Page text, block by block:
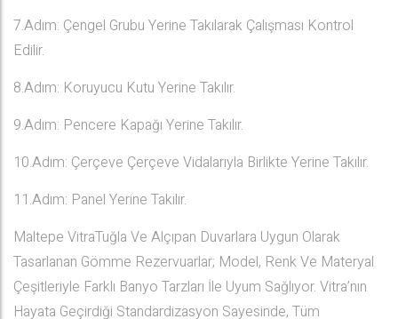
7.Adım: Çengel Grubu Yerine Takılarak Çalışması Kontrol
Edilir.
8.Adım: Koruyucu Kutu Yerine Takılır.
9.Adım: Pencere Kapağı Yerine Takılır.
10.Adım: Çerçeve Çerçeve Vidalarıyla Birlikte Yerine Takılır.
11.Adım: Panel Yerine Takılır.
Maltepe VitraTuğla Ve Alçıpan Duvarlara Uygun Olarak
Tasarlanan Gömme Rezervuarlar; Model, Renk Ve Materyal
Çeşitleriyle Farklı Banyo Tarzları İle Uyum Sağlıyor. Vitra’nın
Hayata Geçirdiği Standardizasyon Sayesinde, Tüm